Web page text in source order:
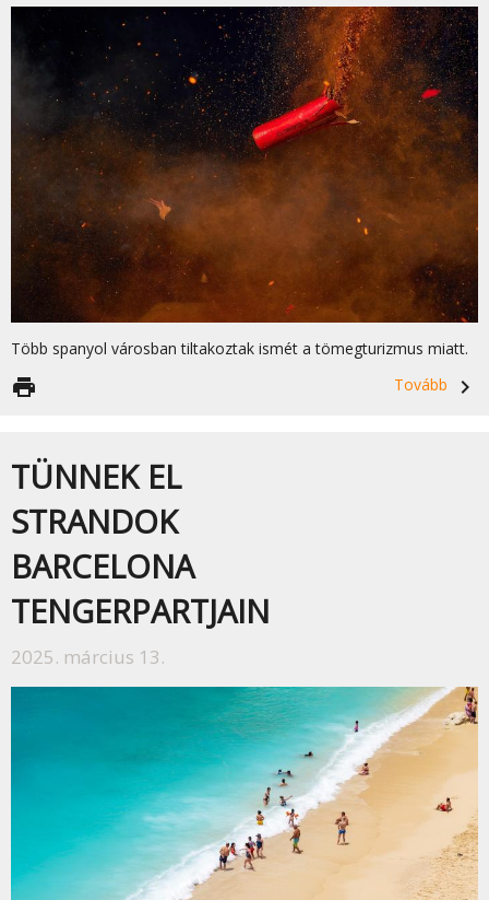
Több spanyol városban tiltakoztak ismét a tömegturizmus miatt.
Tovább
navigate_next
print
TÜNNEK EL
STRANDOK
BARCELONA
TENGERPARTJAIN
2025. március 13.